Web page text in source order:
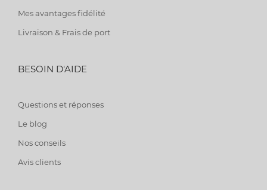
Mes avantages fidélité
Livraison & Frais de port
BESOIN D'AIDE
Questions et réponses
Le blog
Nos conseils
Avis clients